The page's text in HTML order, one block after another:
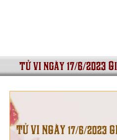
tử vi ngày 17/6/2023
TỬ VI NGÀY 17/6/2023